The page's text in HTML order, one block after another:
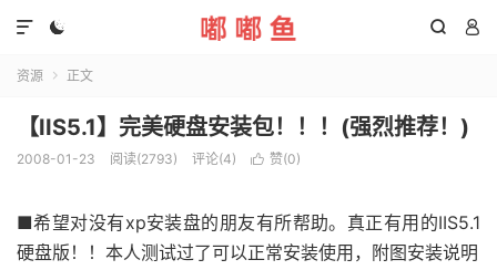
  

资源  正文
【IIS5.1】完美硬盘安装包！！！(强烈推荐！)
2008-01-23 阅读(2793) 评论(4)  赞(0)
■希望对没有xp安装盘的朋友有所帮助。真正有用的IIS5.1
硬盘版！！本人测试过了可以正常安装使用，附图安装说明